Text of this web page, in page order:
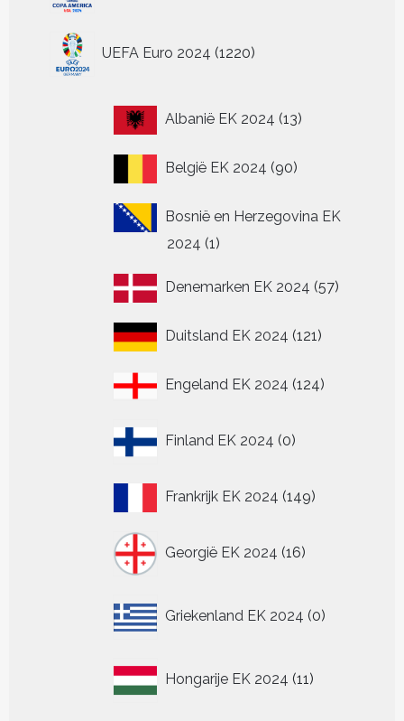
UEFA Euro 2024 1220
producten
Albanië EK 2024 1313
België EK 2024 9090
Bosnië en Herzegovina EK
2024 11
Denemarken EK 2024 5757
Duitsland EK 2024 121121
Engeland EK 2024 124124
Finland EK 2024 0
producten
Frankrijk EK 2024 149149
Georgië EK 2024 16
producten
Griekenland EK 2024 0
producten
Hongarije EK 2024 11
producten